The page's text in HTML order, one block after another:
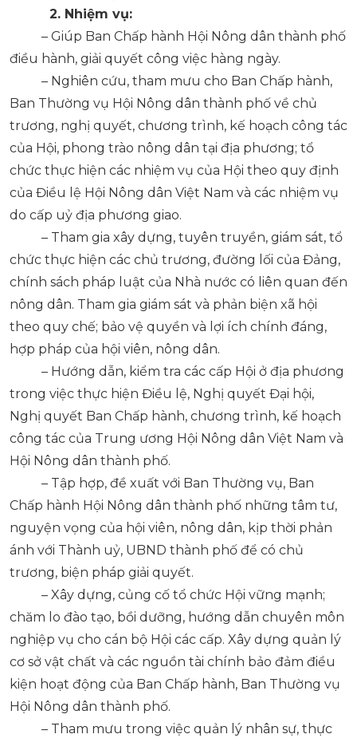
2. Nhiệm vụ:
– Giúp Ban Chấp hành Hội Nông dân thành phố
điều hành, giải quyết công việc hàng ngày.
– Nghiên cứu, tham mưu cho Ban Chấp hành,
Ban Thường vụ Hội Nông dân thành phố về chủ
trương, nghị quyết, chương trình, kế hoạch công tác
của Hội, phong trào nông dân tại địa phương; tổ
chức thực hiện các nhiệm vụ của Hội theo quy định
của Điều lệ Hội Nông dân Việt Nam và các nhiệm vụ
do cấp uỷ địa phương giao.
– Tham gia xây dựng, tuyên truyền, giám sát, tổ
chức thực hiện các chủ trương, đường lối của Đảng,
chính sách pháp luật của Nhà nước có liên quan đến
nông dân. Tham gia giám sát và phản biện xã hội
theo quy chế; bảo vệ quyền và lợi ích chính đáng,
hợp pháp của hội viên, nông dân.
– Hướng dẫn, kiểm tra các cấp Hội ở địa phương
trong việc thực hiện Điều lệ, Nghị quyết Đại hội,
Nghị quyết Ban Chấp hành, chương trình, kế hoạch
công tác của Trung ương Hội Nông dân Việt Nam và
Hội Nông dân thành phố.
– Tập hợp, đề xuất với Ban Thường vụ, Ban
Chấp hành Hội Nông dân thành phố những tâm tư,
nguyện vọng của hội viên, nông dân, kịp thời phản
ánh với Thành uỷ, UBND thành phố để có chủ
trương, biện pháp giải quyết.
– Xây dựng, củng cố tổ chức Hội vững mạnh;
chăm lo đào tạo, bồi dưỡng, hướng dẫn chuyên môn
nghiệp vụ cho cán bộ Hội các cấp. Xây dựng quản lý
cơ sở vật chất và các nguồn tài chính bảo đảm điều
kiện hoạt động của Ban Chấp hành, Ban Thường vụ
Hội Nông dân thành phố.
– Tham mưu trong việc quản lý nhân sự, thực